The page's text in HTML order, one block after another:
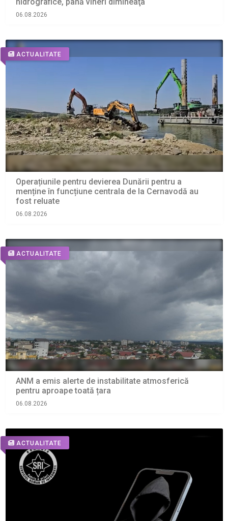
hidrografice, până vineri dimineaţa
06.08.2026
ACTUALITATE
Operațiunile pentru devierea Dunării pentru a
menține în funcțiune centrala de la Cernavodă au
fost reluate
06.08.2026
ACTUALITATE
ANM a emis alerte de instabilitate atmosferică
pentru aproape toată țara
06.08.2026
ACTUALITATE